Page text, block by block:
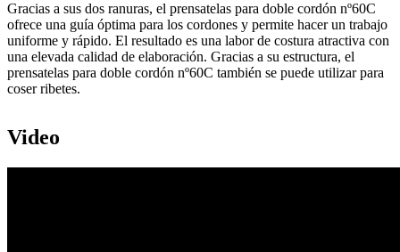
Gracias a sus dos ranuras, el prensatelas para doble cordón nº60C
ofrece una guía óptima para los cordones y permite hacer un trabajo
uniforme y rápido. El resultado es una labor de costura atractiva con
una elevada calidad de elaboración. Gracias a su estructura, el
prensatelas para doble cordón nº60C también se puede utilizar para
coser ribetes.
Video